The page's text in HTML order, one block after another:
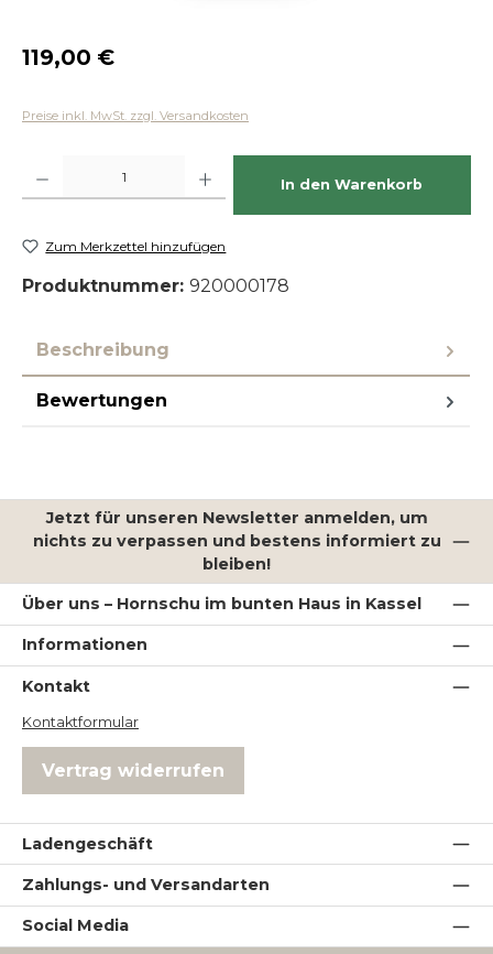
Regulärer Preis:
119,00 €
Preise inkl. MwSt. zzgl. Versandkosten
In den Warenkorb
Zum Merkzettel hinzufügen
Produktnummer: 920000178
Beschreibung
Bewertungen
Jetzt für unseren Newsletter anmelden, um
nichts zu verpassen und bestens informiert zu
bleiben!
Über uns – Hornschu im bunten Haus in Kassel
Informationen
Kontakt
Kontaktformular
Vertrag widerrufen
Ladengeschäft
Zahlungs- und Versandarten
Social Media